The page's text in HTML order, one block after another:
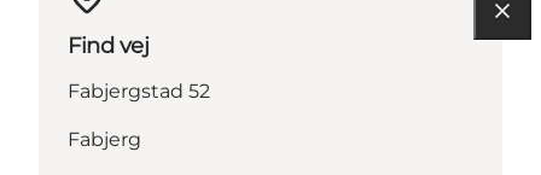
Find vej
Fabjergstad 52
Fabjerg